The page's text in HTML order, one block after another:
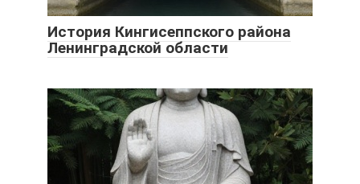
История Кингисеппского района
Ленинградской области